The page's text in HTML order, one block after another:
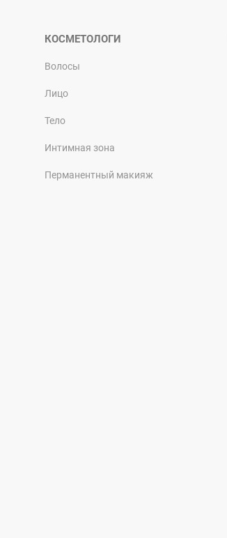
КОСМЕТОЛОГИ
Волосы
Лицо
Тело
Интимная зона
Перманентный макияж